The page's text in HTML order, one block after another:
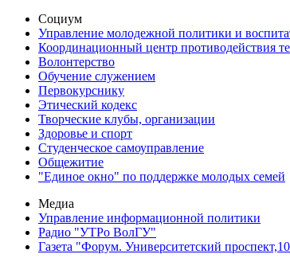
Социум
Управление молодежной политики и
Координационный центр противодействия
Волонтерство
Обучение служением
Первокурснику
Этический кодекс
Творческие клубы, организации
Здоровье и спорт
Студенческое самоуправление
Общежитие
"Единое окно" по поддержке молодых семей
Медиа
Управление информационной политики
Радио "УТРо ВолГУ"
Газета "Форум. Университетский